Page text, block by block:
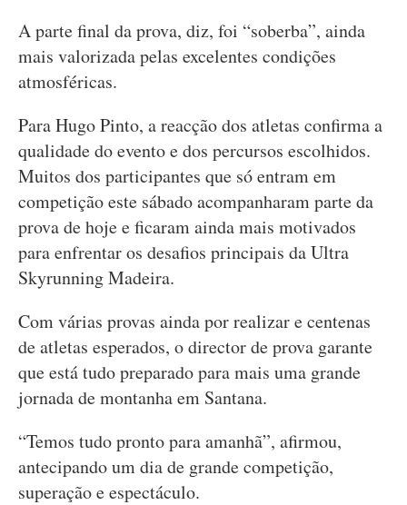
A parte final da prova, diz, foi “soberba”, ainda
mais valorizada pelas excelentes condições
atmosféricas.
Para Hugo Pinto, a reacção dos atletas confirma a
qualidade do evento e dos percursos escolhidos.
Muitos dos participantes que só entram em
competição este sábado acompanharam parte da
prova de hoje e ficaram ainda mais motivados
para enfrentar os desafios principais da Ultra
Skyrunning Madeira.
Com várias provas ainda por realizar e centenas
de atletas esperados, o director de prova garante
que está tudo preparado para mais uma grande
jornada de montanha em Santana.
“Temos tudo pronto para amanhã”, afirmou,
antecipando um dia de grande competição,
superação e espectáculo.